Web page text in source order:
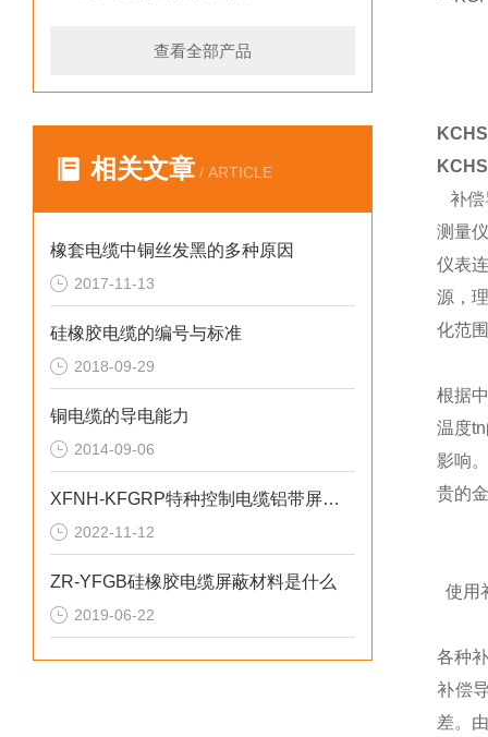
查看全部产品
相关文章 / ARTICLE
橡套电缆中铜丝发黑的多种原因
2017-11-13
硅橡胶电缆的编号与标准
2018-09-29
铜电缆的导电能力
2014-09-06
XFNH-KFGRP特种控制电缆铝带屏蔽10mm2
2022-11-12
ZR-YFGB硅橡胶电缆屏蔽材料是什么
2019-06-22
补偿
测量
仪表
源，
化范
根据
温度
影响
贵的
使用
各种
补偿
差。